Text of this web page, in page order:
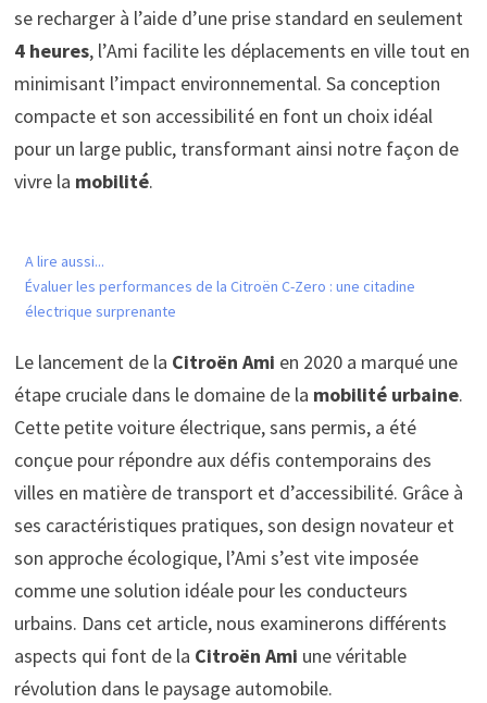
se recharger à l’aide d’une prise standard en seulement
4 heures, l’Ami facilite les déplacements en ville tout en
minimisant l’impact environnemental. Sa conception
compacte et son accessibilité en font un choix idéal
pour un large public, transformant ainsi notre façon de
vivre la mobilité.
A lire aussi...
Évaluer les performances de la Citroën C-Zero : une citadine
électrique surprenante
Le lancement de la Citroën Ami en 2020 a marqué une
étape cruciale dans le domaine de la mobilité urbaine.
Cette petite voiture électrique, sans permis, a été
conçue pour répondre aux défis contemporains des
villes en matière de transport et d’accessibilité. Grâce à
ses caractéristiques pratiques, son design novateur et
son approche écologique, l’Ami s’est vite imposée
comme une solution idéale pour les conducteurs
urbains. Dans cet article, nous examinerons différents
aspects qui font de la Citroën Ami une véritable
révolution dans le paysage automobile.